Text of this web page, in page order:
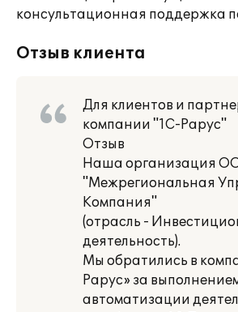
консультационная поддержка
Отзыв клиента
Для клиентов и
компании "1С-Рарус"
Отзыв
Наша организация
"Межрегиональная
Компания"
(отрасль -
деятельность).
Мы обратились в
Рарус» за
автоматизации